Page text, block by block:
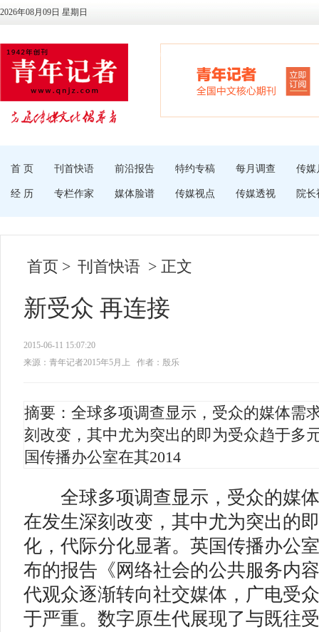
2026年08月09日 星期日
首 页 刊首快语 前沿报告 特约专稿 每月调查 传媒
经 历 专栏作家 媒体脸谱 传媒视点 传媒透视 院长
首页 > 刊首快语 > 正文
新受众 再连接
2015-06-11 15:07:20
来源：青年记者2015年5月上
作者：殷乐
摘要：全球多项调查显示，受众的媒体需
刻改变，其中尤为突出的即为受众趋于多
国传播办公室在其2014
全球多项调查显示，受众的媒体
在发生深刻改变，其中尤为突出的
化，代际分化显著。英国传播办公
布的报告《网络社会的公共服务内
代观众逐渐转向社交媒体，广电受
于严重。数字原生代展现了与既往